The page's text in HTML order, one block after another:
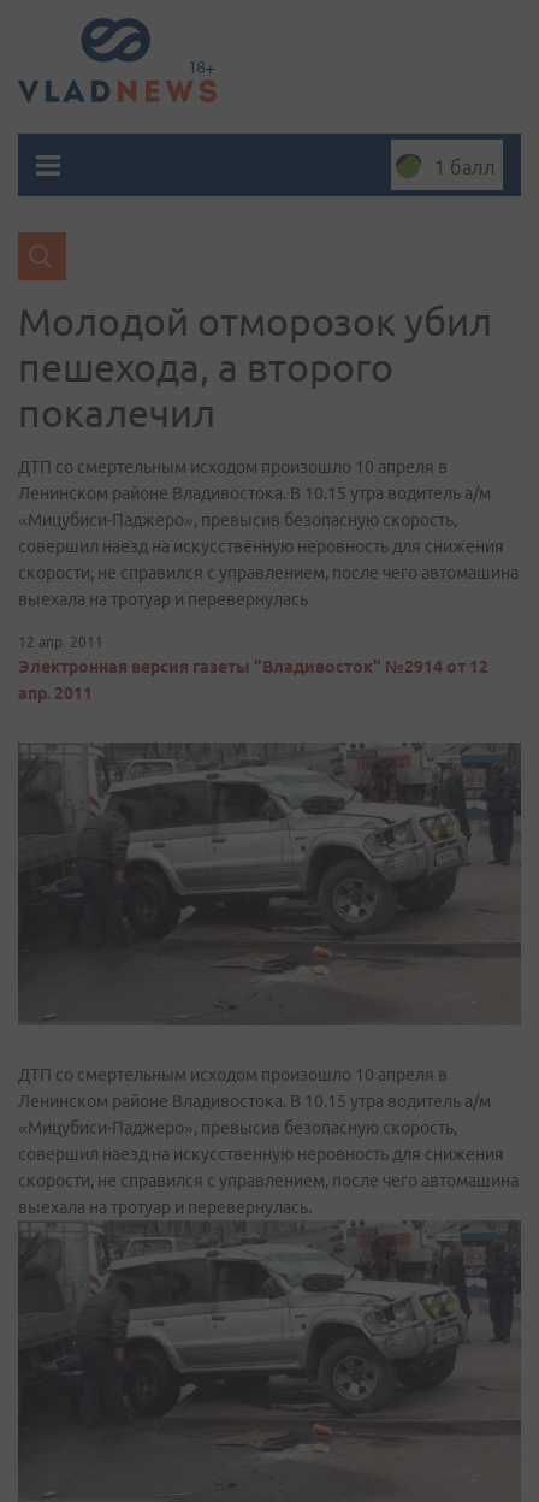
1 балл
Молодой отморозок убил
пешехода, а второго
покалечил
ДТП со смертельным исходом произошло 10 апреля в
Ленинском районе Владивостока. В 10.15 утра водитель а/м
«Мицубиси-Паджеро», превысив безопасную скорость,
совершил наезд на искусственную неровность для снижения
скорости, не справился с управлением, после чего автомашина
выехала на тротуар и перевернулась
12 апр. 2011
Электронная версия газеты "Владивосток" №2914 от 12
апр. 2011
ДТП со смертельным исходом произошло 10 апреля в
Ленинском районе Владивостока. В 10.15 утра водитель а/м
«Мицубиси-Паджеро», превысив безопасную скорость,
совершил наезд на искусственную неровность для снижения
скорости, не справился с управлением, после чего автомашина
выехала на тротуар и перевернулась.